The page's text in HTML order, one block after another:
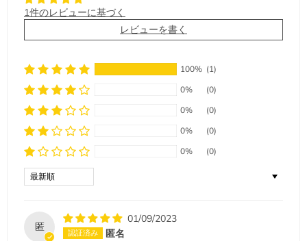
1件のレビューに基づく
レビューを書く
100% (1)
0%
(0)
0%
(0)
0%
(0)
0%
(0)
Sort by
匿
01/09/2023
匿名